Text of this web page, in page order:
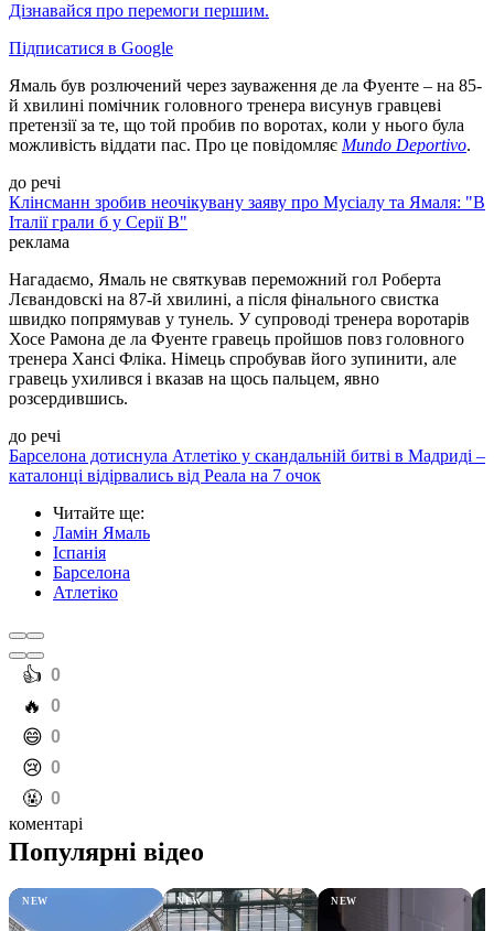
Дізнавайся про перемоги першим.
Підписатися в Google
Ямаль був розлючений через зауваження де ла Фуенте – на 85-
й хвилині помічник головного тренера висунув гравцеві
претензії за те, що той пробив по воротах, коли у нього була
можливість віддати пас. Про це повідомляє Mundo Deportivo.
до речі
Клінсманн зробив неочікувану заяву про Мусіалу та Ямаля: "В
Італії грали б у Серії B"
реклама
Нагадаємо, Ямаль не святкував переможний гол Роберта
Лєвандовскі на 87-й хвилині, а після фінального свистка
швидко попрямував у тунель. У супроводі тренера воротарів
Хосе Рамона де ла Фуенте гравець пройшов повз головного
тренера Хансі Фліка. Німець спробував його зупинити, але
гравець ухилився і вказав на щось пальцем, явно
розсердившись.
до речі
Барселона дотиснула Атлетіко у скандальній битві в Мадриді –
каталонці відірвались від Реала на 7 очок
Читайте ще:
Ламін Ямаль
Іспанія
Барселона
Атлетіко
️👍 0
️🔥 0
️😄 0
️😢 0
️🤬 0
коментарі